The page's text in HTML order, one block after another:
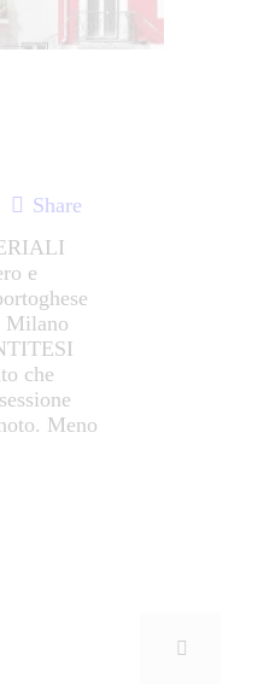
Share
e
Milano
che
Meno